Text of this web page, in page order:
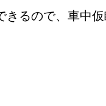
きるので、車中